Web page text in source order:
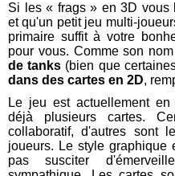
Si les « frags » en 3D vous
et qu'un petit jeu multi-
primaire suffit à votre
pour vous. Comme son
de tanks (bien que
dans des cartes en 2D,
Le jeu est actuellement
déjà plusieurs cartes.
collaboratif, d'autres sont
joueurs. Le style
pas susciter